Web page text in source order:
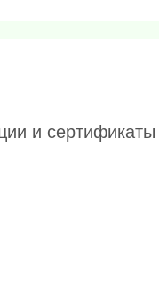
и сертификаты